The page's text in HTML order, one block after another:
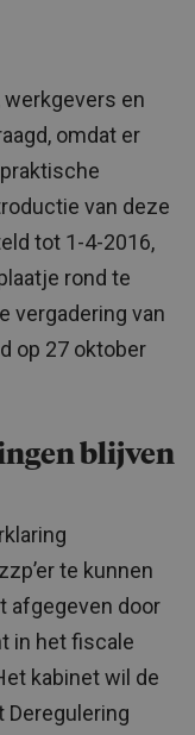
werkgevers en
omdat er
van deze
tot 1-4-2016,
rond te
vergadering van
op 27 oktober
blijven
te kunnen
afgegeven door
in het fiscale
kabinet wil de
Deregulering